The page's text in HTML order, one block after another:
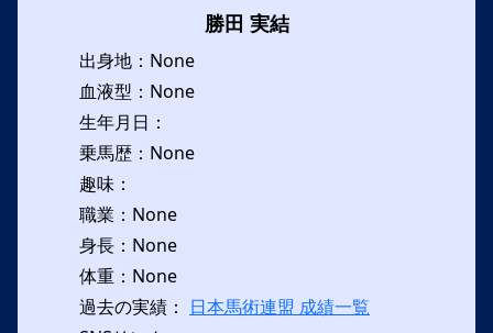
勝田 実結
出身地：None
血液型：None
生年月日：
乗馬歴：None
趣味：
職業：None
身長：None
体重：None
過去の実績： 日本馬術連盟 成績一覧